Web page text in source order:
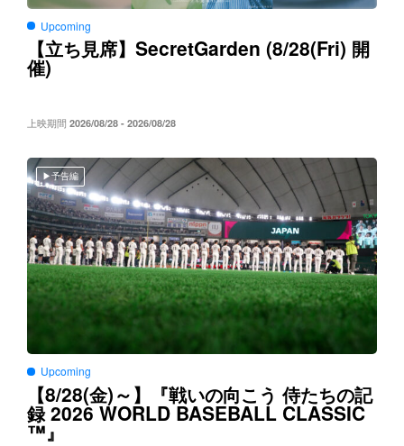
Upcoming
【立ち見席】 SecretGarden (8/28(Fri) 開
催)
上映期間 2026/08/28 - 2026/08/28
予告編
Upcoming
【8/28(金)～】『戦いの向こう 侍たちの記
録2026 WORLD BASEBALL CLASSIC
™』